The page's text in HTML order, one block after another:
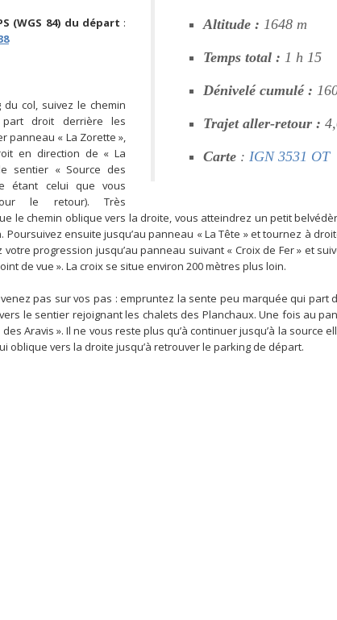
Altitude : 1648 m
Temps total :1 h 15
Dénivelé cumulé :
Trajet aller-retour :
Carte :IGN 3531 OT
(WGS 84) du départ :
col, suivez le chemin
droit derrière les
panneau « La Zorette »,
en direction de « La
sentier « Source des
étant celui que vous
le retour). Très
le chemin oblique vers la droite, vous atteindrez un petit
Poursuivez ensuite jusqu’au panneau « La Tête » et tournez à
votre progression jusqu’au panneau suivant « Croix de Fer » et
de vue ». La croix se situe environ 200 mètres plus loin.
pas sur vos pas : empruntez la sente peu marquée qui part
le sentier rejoignant les chalets des Planchaux. Une fois au
Aravis ». Il ne vous reste plus qu’à continuer jusqu’à la source
oblique vers la droite jusqu’à retrouver le parking de départ.